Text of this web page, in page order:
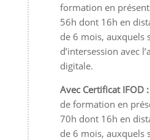
formation en
56h dont 16h en
de 6 mois, auxquels
d’intersession avec
digitale.
Avec Certificat IFOD :
de formation en
70h dont 16h en
de 6 mois, auxquels